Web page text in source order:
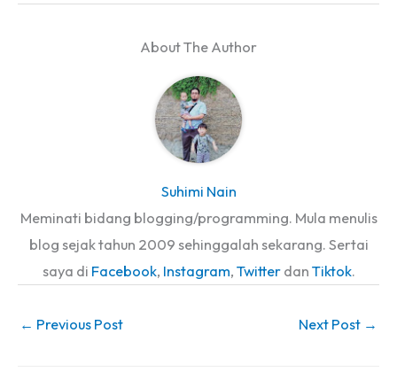
About The Author
Suhimi Nain
Meminati bidang blogging/programming. Mula menulis
blog sejak tahun 2009 sehinggalah sekarang. Sertai
saya di Facebook, Instagram, Twitterdan Tiktok.
← Previous Post Next Post →